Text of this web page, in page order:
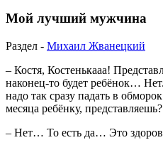
Мой лучший мужчина
Раздел - Михаил Жванецкий
– Костя, Костенькааа!
наконец-то будет ребёнок…
надо так сразу падать в
месяца ребёнку, представляешь?
– Нет… То есть да… Это